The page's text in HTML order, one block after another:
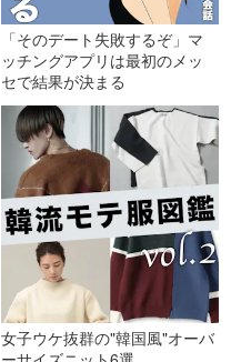
「そのデート失敗するぞ」マ
ッチングアプリは最初のメッ
セで結果が決まる
女子ウケ抜群の"韓国風"オーバ